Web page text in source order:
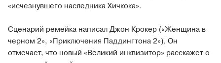
«исчезнувшего наследника Хичкока».
Сценарий ремейка написал Джон Крокер («Женщина в
черном 2», «Приключения Паддингтона 2»). Он
отмечает, что новый «Великий инквизитор» расскажет о